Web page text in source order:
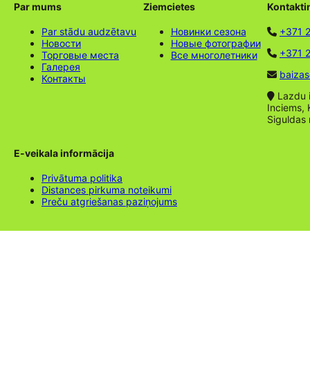
Par mums
Par stādu audzētavu
Новости
Торговые места
Галерея
Контакты
Ziemcietes
Новинки сезона
Новые фотографии
Все многолетники
+371
+371
Lazdu
Inciems,
Siguldas
E-veikala informācija
Privātuma politika
Distances pirkuma noteikumi
Preču atgriešanas paziņojums